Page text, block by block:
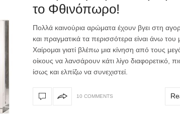
το Φθινόπωρο!
Πολλά καινούρια αρώματα έχουν βγει στη
και πραγματικά τα περισσότερα είναι άνω του
Χαίρομαι γιατί βλέπω μια κίνηση από τους
οίκους να λανσάρουν κάτι λίγο διαφορετικό,
ίσως και ελπίζω να συνεχιστεί.
10 COMMENTS